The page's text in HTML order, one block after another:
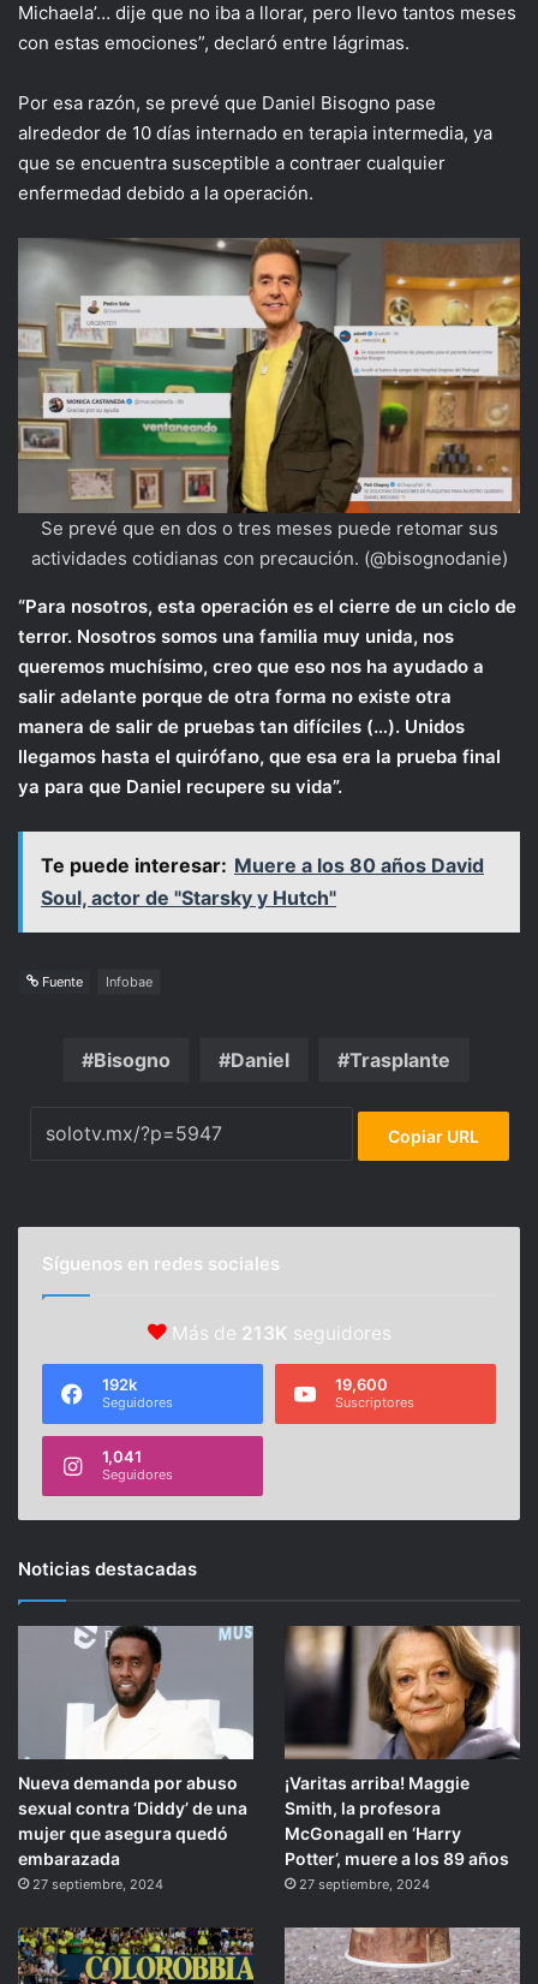
Michaela’… dije que no iba a llorar, pero llevo tantos meses
con estas emociones”, declaró entre lágrimas.
Por esa razón, se prevé que Daniel Bisogno pase
alrededor de 10 días internado en terapia intermedia, ya
que se encuentra susceptible a contraer cualquier
enfermedad debido a la operación.
Se prevé que en dos o tres meses puede retomar sus
actividades cotidianas con precaución. (@bisognodanie)
“Para nosotros, esta operación es el cierre de un ciclo de
terror. Nosotros somos una familia muy unida, nos
queremos muchísimo, creo que eso nos ha ayudado a
salir adelante porque de otra forma no existe otra
manera de salir de pruebas tan difíciles (…). Unidos
llegamos hasta el quirófano, que esa era la prueba final
ya para que Daniel recupere su vida”.
Te puede interesar: Muere a los 80 años David
Soul, actor de "Starsky y Hutch"
Fuente Infobae
Bisogno Daniel Trasplante
Copiar URL
Síguenos en redes sociales
Más de 213K seguidores
192k
Seguidores
19,600
Suscriptores
1,041
Seguidores
Noticias destacadas
Nueva demanda por abuso
sexual contra ‘Diddy’ de una
mujer que asegura quedó
embarazada
27 septiembre, 2024
¡Varitas arriba! Maggie
Smith, la profesora
McGonagall en ‘Harry
Potter’, muere a los 89 años
27 septiembre, 2024